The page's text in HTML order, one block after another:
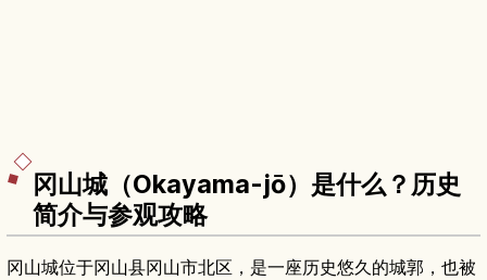
冈山城（Okayama-jō）是什么？历史
简介与参观攻略
冈山城位于冈山县冈山市北区，是一座历史悠久的城郭，也被